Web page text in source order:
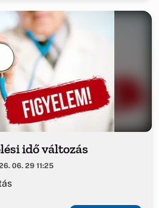
idő változás
06. 29 11:25